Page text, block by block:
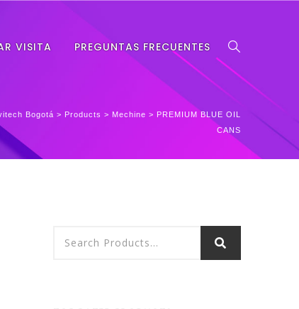
VISITA PREGUNTAS FRECUENTES
Bogotá > Products > Mechine > PREMIUM BLUE OIL
CANS